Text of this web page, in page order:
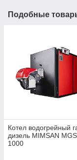
Подобные
Котел водогрейный
дизель MIMSAN MGS
1000